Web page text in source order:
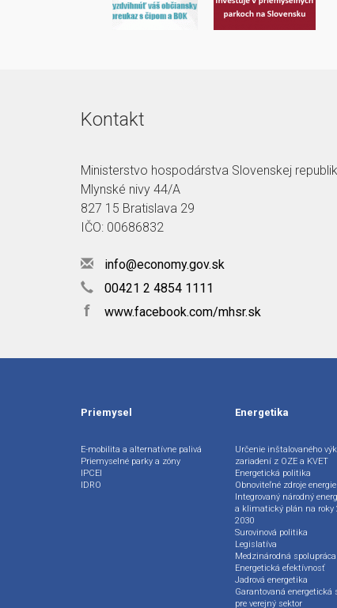
Kontakt
Ministerstvo hospodárstva Slovenskej
Mlynské nivy 44/A
827 15 Bratislava 29
IČO: 00686832
info@economy.gov.sk
00421 2 4854 1111
f www.facebook.com/mhsr.sk
Priemysel
E-mobilita a alternatívne palivá
Priemyselné parky a zóny
IPCEI
IDRO
Energetika
Určenie inštalovaného
zariadení z OZE a KVET
Energetická politika
Obnoviteľné zdroje energie
Integrovaný národný
a klimatický plán na roky
2030
Surovinová politika
Legislatíva
Medzinárodná spolupráca
Energetická efektívnosť
Jadrová energetika
Garantovaná energetická
pre verejný sektor